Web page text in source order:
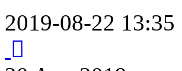
2019-08-22 13:35